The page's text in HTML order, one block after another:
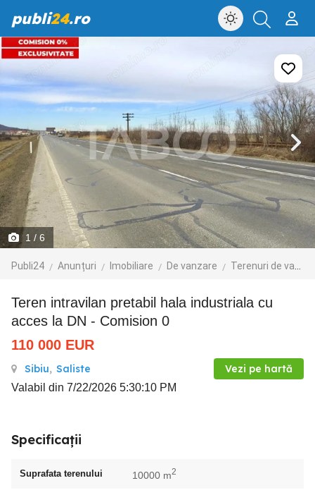
publi24.ro
1 / 6
Publi24 Anunțuri Imobiliare De vanzare Terenuri de vanzare
Teren intravilan pretabil hala industriala cu
acces la DN - Comision 0
110 000 EUR
Sibiu, Saliste Vezi pe hartă
Valabil din 7/22/2026 5:30:10 PM
Specificații
Suprafata terenului 10000 m2